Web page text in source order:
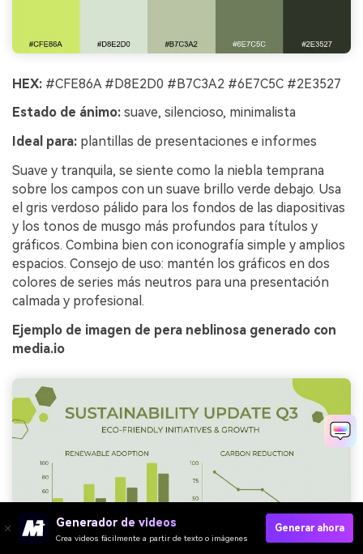
HEX: #CFE86A #D8E2D0 #B7C3A2 #6E7C5C #2E3527
Estado de ánimo: suave, silencioso, minimalista
Ideal para: plantillas de presentaciones e informes
Suave y tranquila, se siente como la niebla temprana
sobre los campos con un suave brillo verde debajo. Usa
el gris verdoso pálido para los fondos de las diapositivas
y los tonos de musgo más profundos para títulos y
gráficos. Combina bien con iconografía simple y amplios
espacios. Consejo de uso: mantén los gráficos en dos
colores de series más neutros para una presentación
calmada y profesional.
Ejemplo de imagen de pera neblinosa generado con
media.io
Generador de videos
Crea videos fácilmente a partir de texto o imágenes
Generar ahora